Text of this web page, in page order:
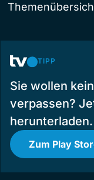
TIPP
Sie wollen
verpassen?
herunterladen.
Zum Play